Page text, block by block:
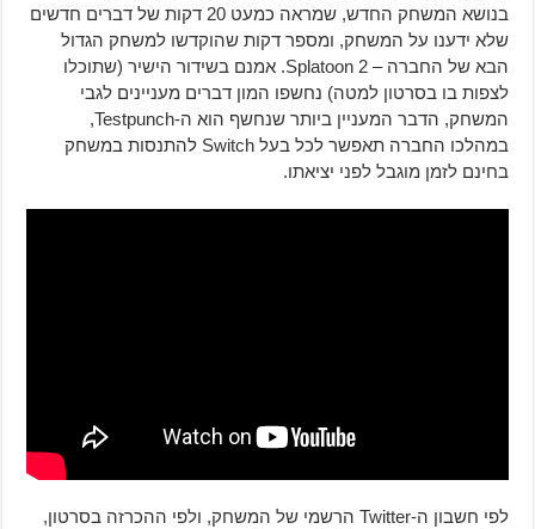
בנושא המשחק החדש, שמראה כמעט 20 דקות של דברים חדשים
שלא ידענו על המשחק, ומספר דקות שהוקדשו למשחק הגדול
הבא של החברה – Splatoon 2. אמנם בשידור הישיר (שתוכלו
לצפות בו בסרטון למטה) נחשפו המון דברים מעניינים לגבי
המשחק, הדבר המעניין ביותר שנחשף הוא ה-Testpunch,
במהלכו החברה תאפשר לכל בעל Switch להתנסות במשחק
בחינם לזמן מוגבל לפני יציאתו.
לפי חשבון ה-Twitter הרשמי של המשחק, ולפי ההכרזה בסרטון,